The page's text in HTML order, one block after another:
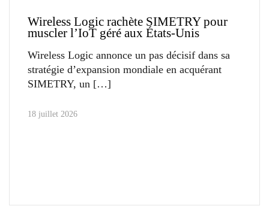
Wireless Logic rachète SIMETRY pour
muscler l’IoT géré aux États-Unis
Wireless Logic annonce un pas décisif dans sa
stratégie d’expansion mondiale en acquérant
SIMETRY, un
18 juillet 2026